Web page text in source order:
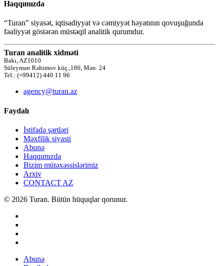
Haqqımızda
“Turan” siyasət, iqtisadiyyat və cəmiyyət həyatının qovuşuğunda
fəaliyyət göstərən müstəqil analitik qurumdur.
Turan analitik xidməti
Bakı, AZ1010
Süleyman Rəhimov küç.,186, Mən. 24
Tel.: (+99412) 440 11 96
agency@turan.az
Faydalı
İstifadə şərtləri
Məxfilik siyasti
Abunə
Haqqımızda
Bizim mütəxəssislərimiz
Arxiv
CONTACT AZ
© 2026 Turan. Bütün hüquqlar qorunur.
Abunə